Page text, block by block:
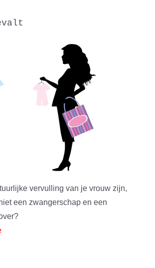
vervulling van je vrouw zijn,
een zwangerschap en een